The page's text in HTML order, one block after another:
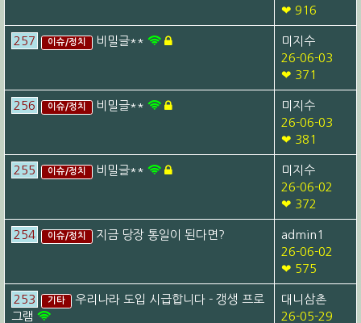
❤ 916
257 이슈/정치 비밀글**
미지수
26-06-03
❤ 371
256 이슈/정치 비밀글**
미지수
26-06-03
❤ 381
255 이슈/정치 비밀글**
미지수
26-06-02
❤ 372
254 이슈/정치 지금 당장 통일이 된다면?
admin1
26-06-02
❤ 575
253 기타
우리나라 도입 시급합니다 - 갱생 프로
그램
대니삼촌
26-05-29